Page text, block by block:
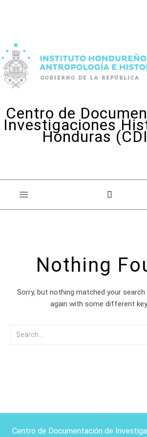
Centro de
Investigaciones
Honduras
Nothing
Sorry, but nothing matched your
again with some different
Centro de Documentación de